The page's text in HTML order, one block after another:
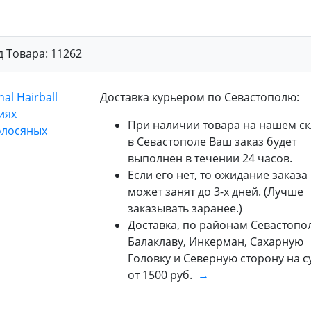
Товара: 11262
Доставка курьером по Севастополю:
При наличии товара на нашем
в Севастополе Ваш заказ будет
выполнен в течении 24 часов.
Если его нет, то ожидание заказа
может занят до 3-х дней. (Лучше
заказывать заранее.)
Доставка, по районам
Балаклаву, Инкерман, Сахарную
Головку и Северную сторону на
от 1500 руб. →